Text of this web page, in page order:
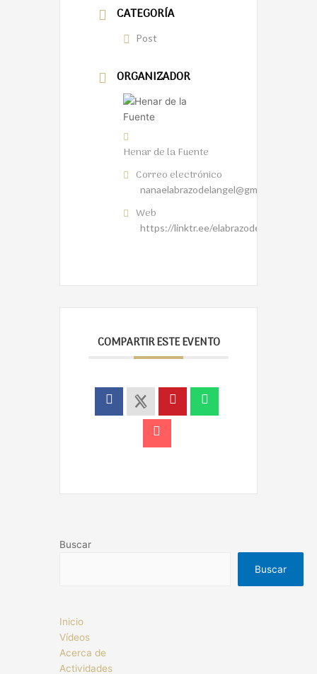
CATEGORÍA
Post
ORGANIZADOR
Henar de la Fuente
Correo electrónico
nanaelabrazodelangel@gmail.com
Web
https://linktr.ee/elabrazodelangel
COMPARTIR ESTE EVENTO
Buscar
Buscar
Inicio
Vídeos
Acerca de
Actividades